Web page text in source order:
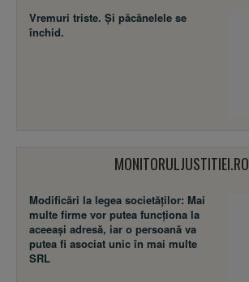
Vremuri triste. Şi păcănelele se
închid.
MONITORULJUSTITIEI.RO
Modificări la legea societăţilor: Mai
multe firme vor putea funcţiona la
aceeaşi adresă, iar o persoană va
putea fi asociat unic în mai multe
SRL